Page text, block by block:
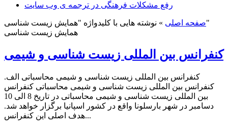
رفع مشکلات فرهنگی در ترجمه ی وب سایت
صفحه اصلی »
نوشته هایی با کلیدواژه "همایش زیست شناسی"
همایش زیست شناسی
کنفرانس بین المللی زیست شناسی و شیمی
کنفرانس بین المللی زیست شناسی و شیمی محاسباتی الف.
کنفرانس بین المللی زیست شناسی و شیمی محاسباتی کنفرانس
بین المللی زیست شناسی و شیمی محاسباتی در تاریخ 8 الی 10
دسامبر در شهر بارسلونا واقع در کشور اسپانیا برگزار خواهد شد.
هدف اصلی این کنفرانس...